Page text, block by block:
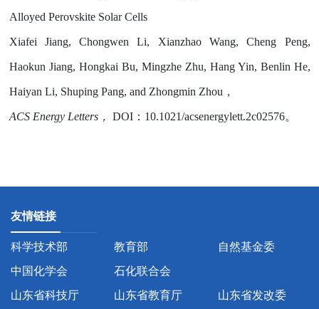
Alloyed Perovskite Solar Cells
Xiafei Jiang, Chongwen Li, Xianzhao Wang, Cheng Peng,
Haokun Jiang, Hongkai Bu, Mingzhe Zhu, Hang Yin, Benlin He,
Haiyan Li, Shuping Pang, and Zhongmin Zhou ，
ACS Energy Letters， DOI： 10.1021/acsenergylett.2c02576。
友情链接
科学技术部 教育部
自然基金委
中国化学会
石化联合会
山东省科技厅
山东省教育厅 山东省发改委